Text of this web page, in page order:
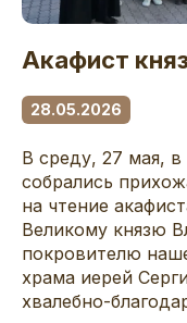
Акафист
28.05.2026
В среду, 27 мая,
собрались
на чтение
Великому князю
покровителю
храма иерей
хвалебно-